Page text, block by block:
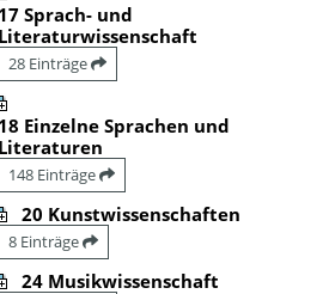
17 Sprach- und
Literaturwissenschaft
28 Einträge
18 Einzelne Sprachen und
Literaturen
148 Einträge
20 Kunstwissenschaften
8 Einträge
24 Musikwissenschaft